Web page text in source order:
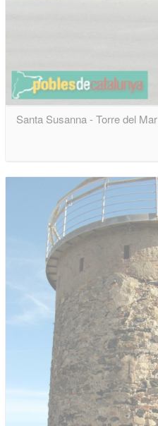
Santa Susanna - Torre del Mar